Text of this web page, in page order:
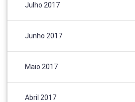
Julho 2017
Junho 2017
Maio 2017
Abril 2017